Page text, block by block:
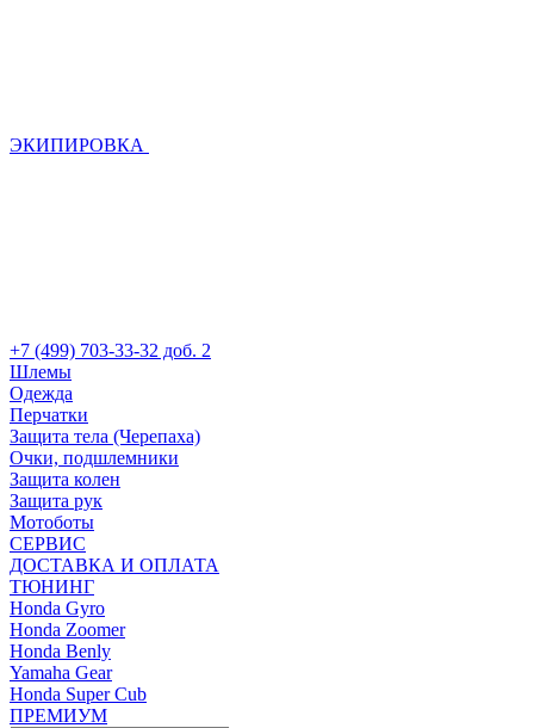
ЭКИПИРОВКА
+7 (499) 703-33-32 доб. 2
Шлемы
Одежда
Перчатки
Защита тела (Черепаха)
Очки, подшлемники
Защита колен
Защита рук
Мотоботы
СЕРВИС
ДОСТАВКА И ОПЛАТА
ТЮНИНГ
Honda Gyro
Honda Zoomer
Honda Benly
Yamaha Gear
Honda Super Cub
ПРЕМИУМ